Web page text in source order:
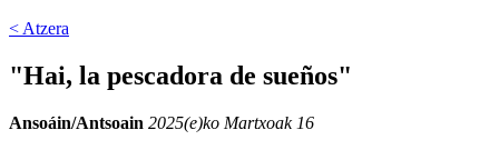
< Atzera
"Hai, la pescadora de sueños"
Ansoáin/Antsoain 2025(e)ko Martxoak 16